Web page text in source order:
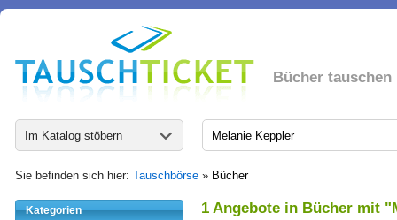
Bücher tauschen
Im Katalog stöbern
Sie befinden sich hier: Tauschbörse » Bücher
Kategorien 1 Angebote in Bücher mit